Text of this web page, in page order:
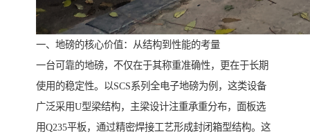
一、地磅的核心价值：从结构到性能的考量
一台可靠的地磅，不仅在于其称重准确性，更在于长期
使用的稳定性。以SCS系列全电子地磅为例，这类设备
广泛采用U型梁结构，主梁设计注重承重分布，面板选
用Q235平板，通过精密焊接工艺形成封闭箱型结构。这